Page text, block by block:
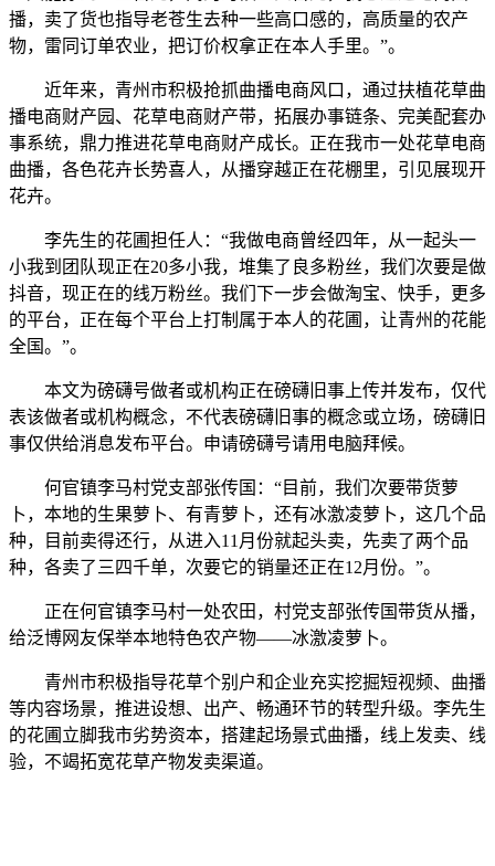
播，卖了货也指导老苍生去种一些高口感的，高质量的农产
物，雷同订单农业，把订价权拿正在本人手里。”。
近年来，青州市积极抢抓曲播电商风口，通过扶植花草曲
播电商财产园、花草电商财产带，拓展办事链条、完美配套办
事系统，鼎力推进花草电商财产成长。正在我市一处花草电商
曲播，各色花卉长势喜人，从播穿越正在花棚里，引见展现开
花卉。
李先生的花圃担任人：“我做电商曾经四年，从一起头一
小我到团队现正在20多小我，堆集了良多粉丝，我们次要是做
抖音，现正在的线万粉丝。我们下一步会做淘宝、快手，更多
的平台，正在每个平台上打制属于本人的花圃，让青州的花能
全国。”。
本文为磅礴号做者或机构正在磅礴旧事上传并发布，仅代
表该做者或机构概念，不代表磅礴旧事的概念或立场，磅礴旧
事仅供给消息发布平台。申请磅礴号请用电脑拜候。
何官镇李马村党支部张传国：“目前，我们次要带货萝
卜，本地的生果萝卜、有青萝卜，还有冰激凌萝卜，这几个品
种，目前卖得还行，从进入11月份就起头卖，先卖了两个品
种，各卖了三四千单，次要它的销量还正在12月份。”。
正在何官镇李马村一处农田，村党支部张传国带货从播，
给泛博网友保举本地特色农产物——冰激凌萝卜。
青州市积极指导花草个别户和企业充实挖掘短视频、曲播
等内容场景，推进设想、出产、畅通环节的转型升级。李先生
的花圃立脚我市劣势资本，搭建起场景式曲播，线上发卖、线
验，不竭拓宽花草产物发卖渠道。